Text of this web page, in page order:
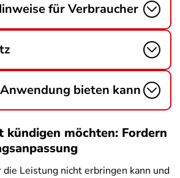
für Verbraucher
bieten kann
kündigen möchten: Fordern
Leistung nicht erbringen kann und